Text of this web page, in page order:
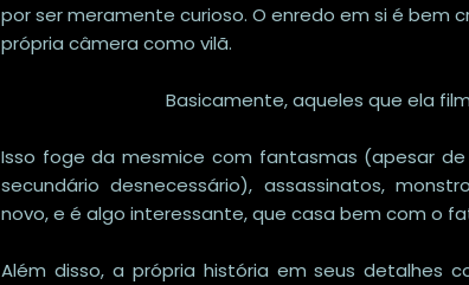
por ser meramente curioso. O enredo em si é bem
própria câmera como vilã.
Basicamente, aqueles que ela
Isso foge da mesmice com fantasmas (apesar
secundário desnecessário), assassinatos,
novo, e é algo interessante, que casa bem com o
Além disso, a própria história em seus detalhes